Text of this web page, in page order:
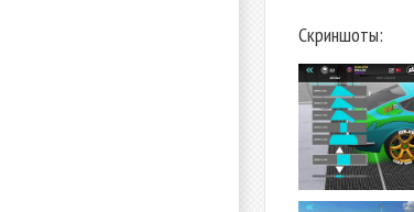
Скриншоты: